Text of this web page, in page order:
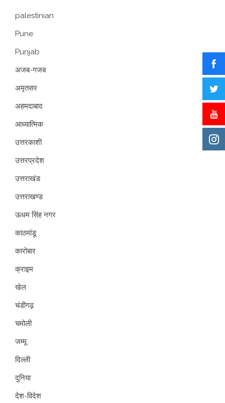
palestinian
Pune
Punjab
अजब-गजब
अमृतसर
अहमदाबाद
आध्यात्मिक
उत्तरकाशी
उत्तरप्रदेश
उत्तराखंड
उत्तराखण्ड
ऊधम सिंह नगर
काठमांडू
कारोबार
क्राइम
खेल
चंडीगढ़
चमोली
जम्मू
दिल्ली
दुनिया
देश-विदेश